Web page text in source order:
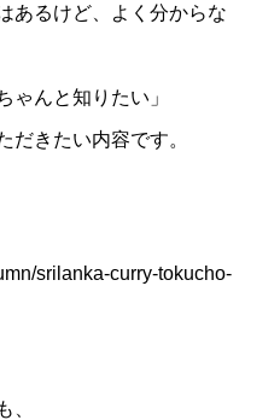
あるけど、よく分からな
ゃんと知りたい」
だきたい内容です。
srilanka-curry-tokucho-
、